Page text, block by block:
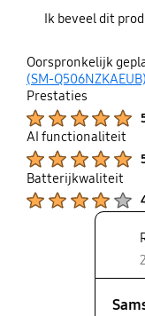
tijdens het
metingen doet:
stressniveau,
huidtemperatuur
Samsung zou
meegaan, maar
ongeveer 5
prima, maar net
beloofd. De
vereist wel enige
een fantastische
aanvulling op
ecosysteem!
Ik beveel dit
Oorspronkelijk
(SM-Q506NZKAEUB)
Prestaties
AI functionaliteit
Batterijkwaliteit